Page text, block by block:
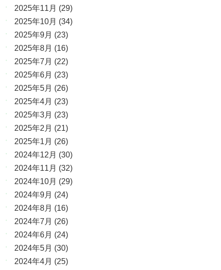
2025年11月 (29)
2025年10月 (34)
2025年9月 (23)
2025年8月 (16)
2025年7月 (22)
2025年6月 (23)
2025年5月 (26)
2025年4月 (23)
2025年3月 (23)
2025年2月 (21)
2025年1月 (26)
2024年12月 (30)
2024年11月 (32)
2024年10月 (29)
2024年9月 (24)
2024年8月 (16)
2024年7月 (26)
2024年6月 (24)
2024年5月 (30)
2024年4月 (25)